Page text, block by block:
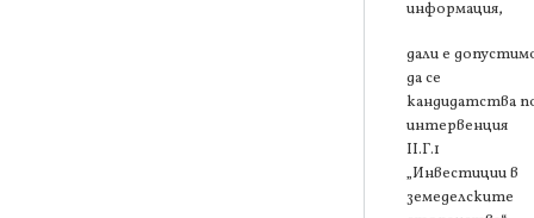
информация,
дали е
да се
кандидатства
интервенция
ІІ.Г.1
„Инвестиции в
земеделските